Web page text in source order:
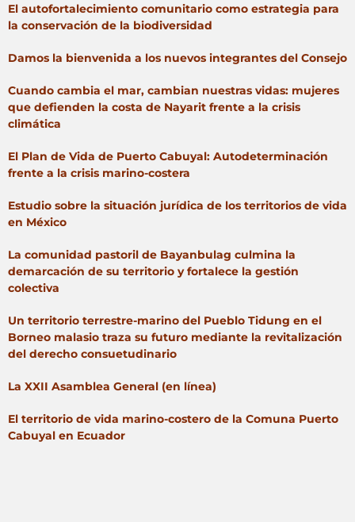
El autofortalecimiento comunitario como estrategia para
la conservación de la biodiversidad
Damos la bienvenida a los nuevos integrantes del Consejo
Cuando cambia el mar, cambian nuestras vidas: mujeres
que defienden la costa de Nayarit frente a la crisis
climática
El Plan de Vida de Puerto Cabuyal: Autodeterminación
frente a la crisis marino-costera
Estudio sobre la situación jurídica de los territorios de vida
en México
La comunidad pastoril de Bayanbulag culmina la
demarcación de su territorio y fortalece la gestión
colectiva
Un territorio terrestre-marino del Pueblo Tidung en el
Borneo malasio traza su futuro mediante la revitalización
del derecho consuetudinario
La XXII Asamblea General (en línea)
El territorio de vida marino-costero de la Comuna Puerto
Cabuyal en Ecuador